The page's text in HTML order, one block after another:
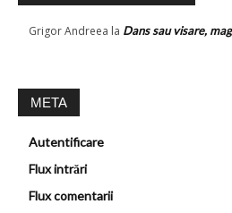
Grigor Andreea la Dans sau visare,
META
Autentificare
Flux intrări
Flux comentarii